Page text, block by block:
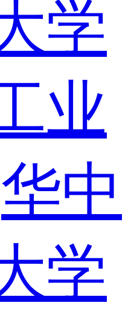
学
业
华中
学